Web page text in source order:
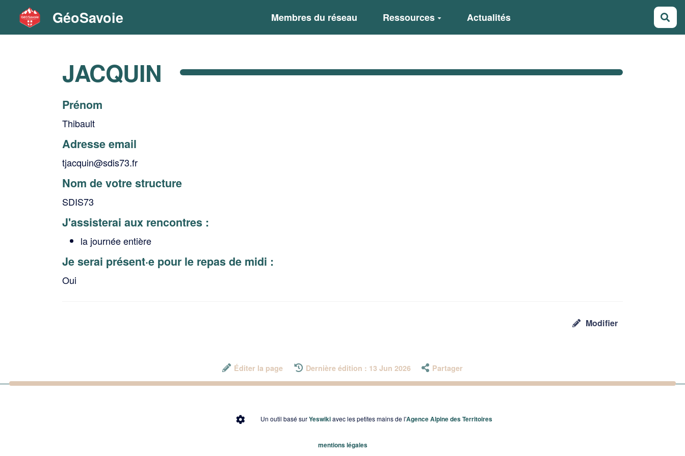
GéoSavoie Membres du réseau Ressources Actualités
JACQUIN
Prénom
Thibault
Adresse email
tjacquin@sdis73.fr
Nom de votre structure
SDIS73
J'assisterai aux rencontres :
la journée entière
Je serai présent·e pour le repas de midi :
Oui
Modifier
Éditer la page Dernière édition : 13 Jun 2026 Partager
Un outil basé surYeswikiavec les petites mains de l'Agence Alpine des Territoires
mentions légales